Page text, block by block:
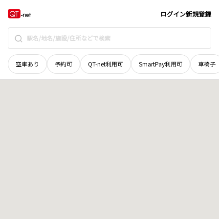
ログイン新規登録
空車あり 予約可 QT-net利用可 SmartPay利用可 車椅子
京都府